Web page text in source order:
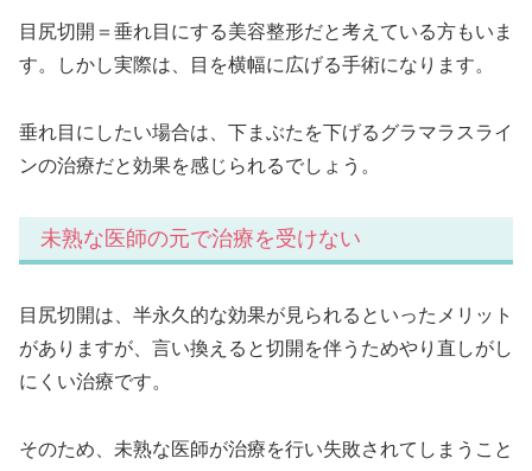
目尻切開＝垂れ目にする美容整形だと考えている方もいま
す。しかし実際は、目を横幅に広げる手術になります。
垂れ目にしたい場合は、下まぶたを下げるグラマラスライ
ンの治療だと効果を感じられるでしょう。
未熟な医師の元で治療を受けない
目尻切開は、半永久的な効果が見られるといったメリット
がありますが、言い換えると切開を伴うためやり直しがし
にくい治療です。
そのため、未熟な医師が治療を行い失敗されてしまうこと